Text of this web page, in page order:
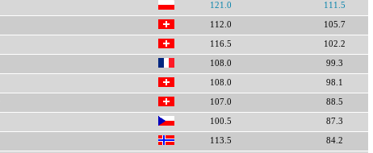
121.0 111.5
112.0 105.7
116.5 102.2
108.0 99.3
108.0 98.1
107.0 88.5
100.5 87.3
113.5 84.2